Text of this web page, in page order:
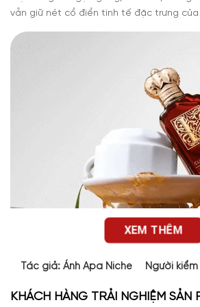
vẫn giữ nét cổ điển tinh tế đặc trưng của
XEM THÊM
Tác giả: Ánh Apa Niche Người
KHÁCH HÀNG TRẢI NGHIỆM SẢN